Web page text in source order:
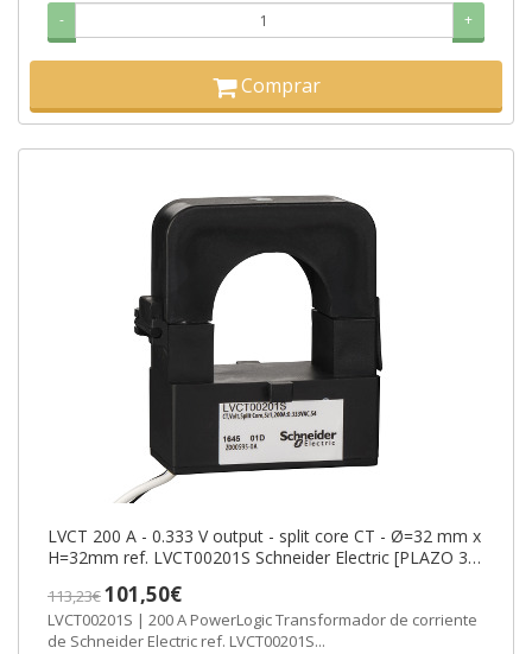
- +
Comprar
LVCT 200 A - 0.333 V output - split core CT - Ø=32 mm x
H=32mm ref. LVCT00201S Schneider Electric [PLAZO 3-6
113,23€101,50€
LVCT00201S | 200 A PowerLogic Transformador de corriente
de Schneider Electric ref. LVCT00201S...